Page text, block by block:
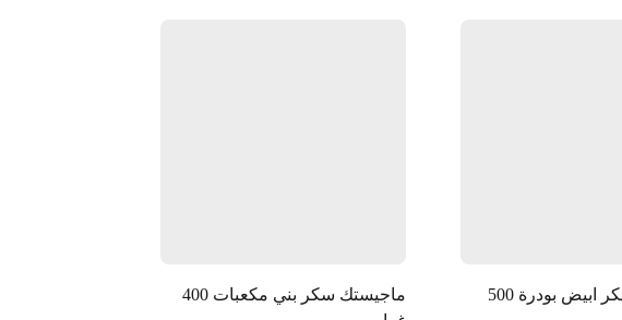
ماجيستك سكر ابيض بودرة 500
ماجيستك سكر بني مكعبات 400